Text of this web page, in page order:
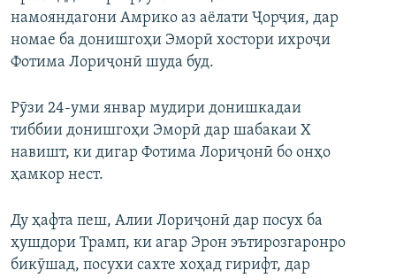
намояндагони Амрико аз аёлати Ҷорҷия, дар
номае ба донишгоҳи Эморӣ хостори ихроҷи
Фотима Лориҷонӣ шуда буд.
Рӯзи 24-уми январ мудири донишкадаи
тиббии донишгоҳи Эморӣ дар шабакаи Х
навишт, ки дигар Фотима Лориҷонӣ бо онҳо
ҳамкор нест.
Ду ҳафта пеш, Алии Лориҷонӣ дар посух ба
ҳушдори Трамп, ки агар Эрон эътирозгаронро
бикӯшад, посухи сахте хоҳад гирифт, дар